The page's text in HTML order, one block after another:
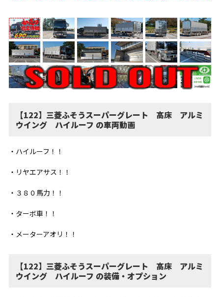
【122】三菱ふそうスーパーグレート 高床 アルミ
ウイング ハイルーフ の車両動画
・ハイルーフ！！
・リヤエアサス！！
・３８０馬力！！
・ターボ車！！
・メーターアオリ！！
【122】三菱ふそうスーパーグレート 高床 アルミ
ウイング ハイルーフ の装備・オプション